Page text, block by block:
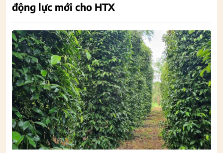
động lực mới cho HTX